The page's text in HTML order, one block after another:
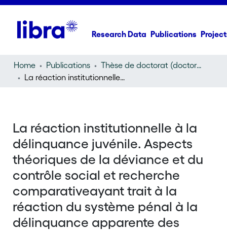
Research Data Publications
Home Publications
Thèse de doctorat (doctoral thesis)
La réaction institutionnelle à la délinquance juvénile. Aspects théoriques de la déviance et du contrôle social et recherche comparativeayant trait à la réaction du système pénal à la délinquance apparente des enfants
La réaction institutionnelle à la
délinquance juvénile. Aspects
théoriques de la déviance et du
contrôle social et recherche
comparativeayant trait à la
réaction du système pénal à la
délinquance apparente des